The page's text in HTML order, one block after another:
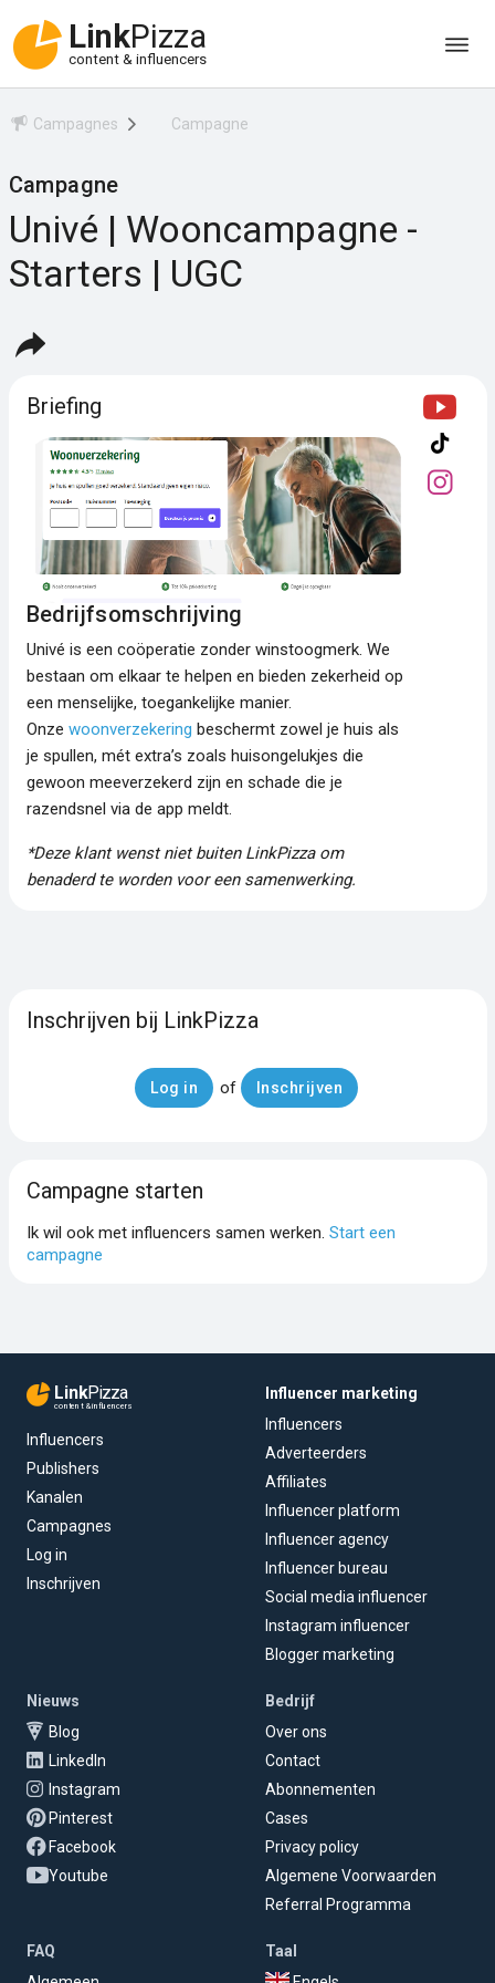
LinkPizza
content & influencers
Campagnes Campagne
Campagne
Univé | Wooncampagne -
Starters | UGC
Briefing
Bedrijfsomschrijving
Univé is een coöperatie zonder winstoogmerk. We
bestaan om elkaar te helpen en bieden zekerheid op
een menselijke, toegankelijke manier.
Onze woonverzekering beschermt zowel je huis als
je spullen, mét extra’s zoals huisongelukjes die
gewoon meeverzekerd zijn en schade die je
razendsnel via de app meldt.
*Deze klant wenst niet buiten LinkPizza om
benaderd te worden voor een samenwerking.
Inschrijven bij LinkPizza
Log in of Inschrijven
Campagne starten
Ik wil ook met influencers samen werken. Start een
campagne
LinkPizza
content & influencers
Influencers
Publishers
Kanalen
Campagnes
Log in
Inschrijven
Influencer marketing
Influencers
Adverteerders
Affiliates
Influencer platform
Influencer agency
Influencer bureau
Social media influencer
Instagram influencer
Blogger marketing
Nieuws
Blog
LinkedIn
Instagram
Pinterest
Facebook
Youtube
Bedrijf
Over ons
Contact
Abonnementen
Cases
Privacy policy
Algemene Voorwaarden
Referral Programma
FAQ
Taal